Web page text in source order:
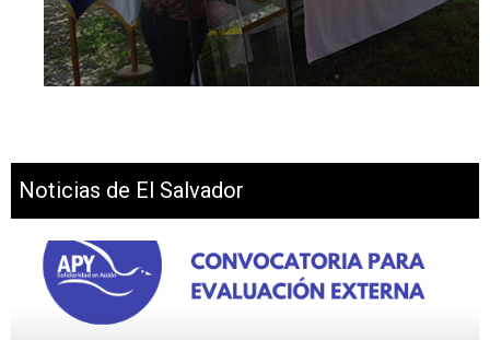
Noticias de El Salvador